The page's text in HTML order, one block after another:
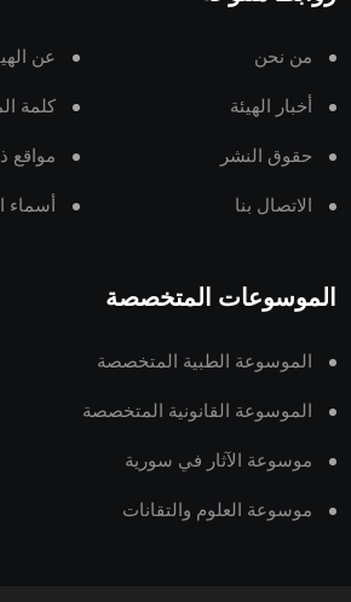
من نحن عن
أخبار الهيئة كلمة
حقوق النشر مواقع
الاتصال بنا أسماء
الموسوعات المتخصصة
الموسوعة الطبية المتخصصة
الموسوعة القانونية المتخصصة
موسوعة الآثار في سورية
موسوعة العلوم والتقانات